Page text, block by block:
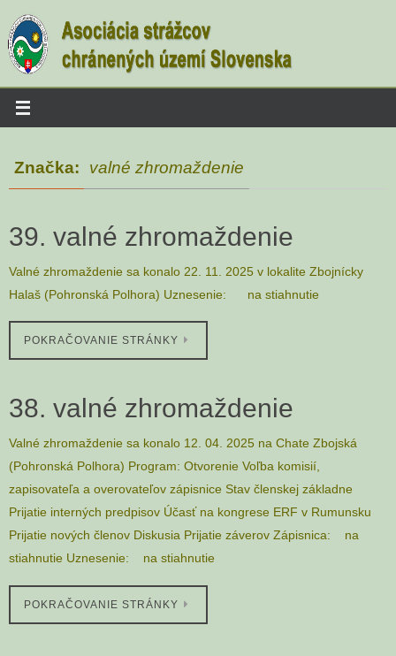
to
content
Značka: valné zhromaždenie
39. valné zhromaždenie
Valné zhromaždenie sa konalo 22. 11. 2025 v lokalite Zbojnícky
Halaš (Pohronská Polhora) Uznesenie: na stiahnutie
POKRAČOVANIE STRÁNKY
38. valné zhromaždenie
Valné zhromaždenie sa konalo 12. 04. 2025 na Chate Zbojská
(Pohronská Polhora) Program: Otvorenie Voľba komisií,
zapisovateľa a overovateľov zápisnice Stav členskej základne
Prijatie interných predpisov Účasť na kongrese ERF v Rumunsku
Prijatie nových členov Diskusia Prijatie záverov Zápisnica: na
stiahnutie Uznesenie: na stiahnutie
POKRAČOVANIE STRÁNKY